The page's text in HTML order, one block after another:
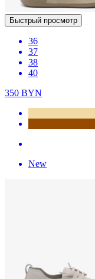
Быстрый просмотр
36
37
38
40
350 BYN
New